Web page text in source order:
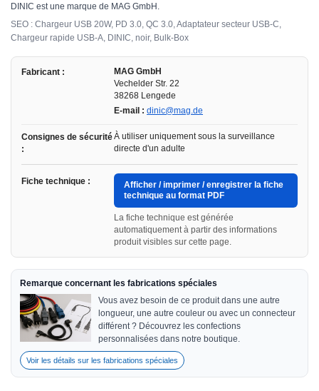
DINIC est une marque de MAG GmbH.
SEO : Chargeur USB 20W, PD 3.0, QC 3.0, Adaptateur secteur USB-C,
Chargeur rapide USB-A, DINIC, noir, Bulk-Box
Fabricant :
MAG GmbH
Vechelder Str. 22
38268 Lengede
E-mail : dinic@mag.de
Consignes de sécurité
:
À utiliser uniquement sous la surveillance
directe d'un adulte
Fiche technique :
Afficher / imprimer / enregistrer la fiche
technique au format PDF
La fiche technique est générée
automatiquement à partir des informations
produit visibles sur cette page.
Remarque concernant les fabrications spéciales
Vous avez besoin de ce produit dans une autre
longueur, une autre couleur ou avec un connecteur
différent ? Découvrez les confections
personnalisées dans notre boutique.
Voir les détails sur les fabrications spéciales